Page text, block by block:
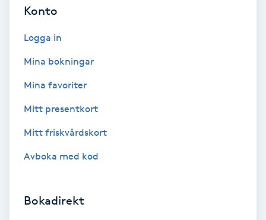
Reflexologi
Regndroppsmassage
Reikihealing
Reiki massage
Rosacea
Konto
Logga in
Mina bokningar
Mina favoriter
Mitt presentkort
Mitt friskvårdskort
Avboka med kod
Bokadirekt